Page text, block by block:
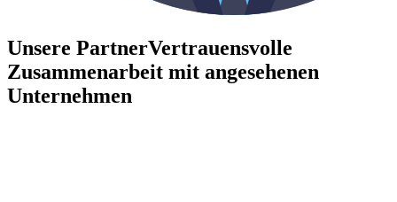
Unsere PartnerVertrauensvolle
Zusammenarbeit mit angesehenen
Unternehmen